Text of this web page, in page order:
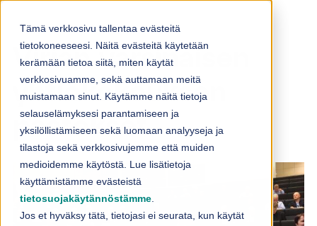
Tämä verkkosivu tallentaa evästeitä
tietokoneeseesi. Näitä evästeitä käytetään
kerämään tietoa siitä, miten käytät
verkkosivuamme, sekä auttamaan meitä
muistamaan sinut. Käytämme näitä tietoja
selauselämyksesi parantamiseen ja
yksilöllistämiseen sekä luomaan analyyseja ja
tilastoja sekä verkkosivujemme että muiden
medioidemme käytöstä. Lue lisätietoja
käyttämistämme evästeistä
tietosuojakäytännöstämme
Jos et hyväksy tätä, tietojasi ei seurata, kun käytät
Virian varsinaisen
yhtiökokouksen
päätökset